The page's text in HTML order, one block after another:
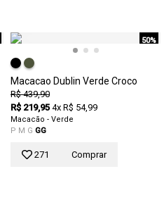
50%
Macacao Dublin Verde Croco
R$ 439,90
R$ 219,95 4x R$ 54,99
Macacão - Verde
P M G GG
271 Comprar